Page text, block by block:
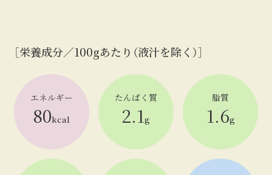
［栄養成分／100gあたり（液汁を除く）］
エネルギー
80kcal
たんぱく質
2.1g
脂質
1.6g